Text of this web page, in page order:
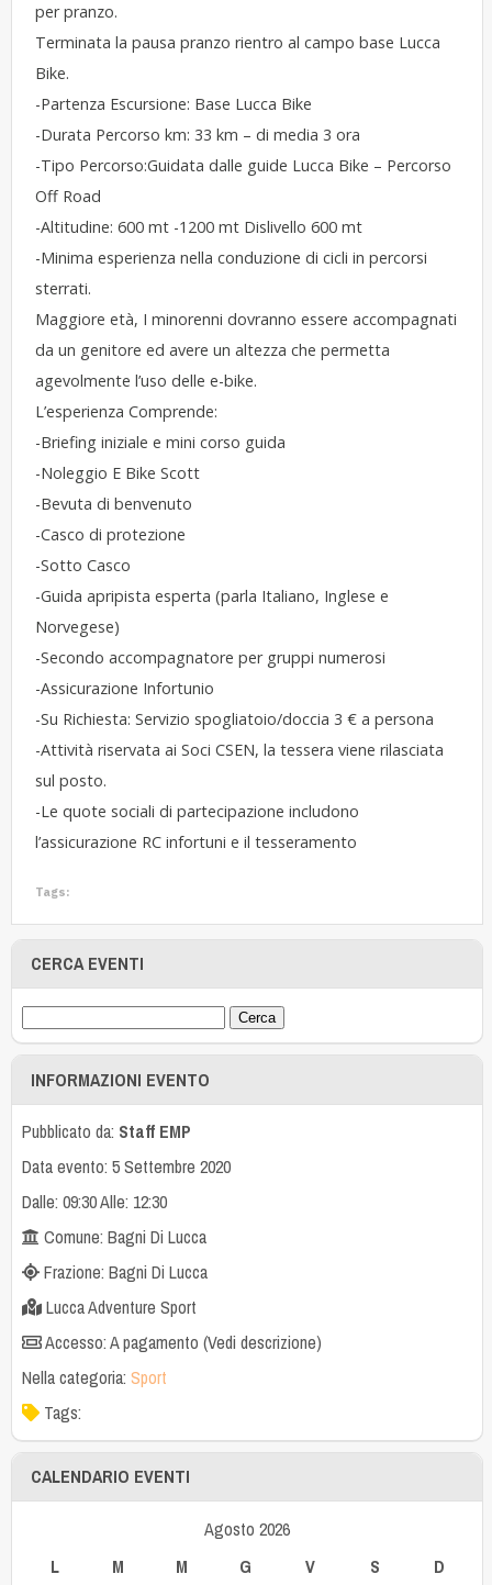
per pranzo.
Terminata la pausa pranzo rientro al campo base Lucca
Bike.
-Partenza Escursione: Base Lucca Bike
-Durata Percorso km: 33 km – di media 3 ora
-Tipo Percorso:Guidata dalle guide Lucca Bike – Percorso
Off Road
-Altitudine: 600 mt -1200 mt Dislivello 600 mt
-Minima esperienza nella conduzione di cicli in percorsi
sterrati.
Maggiore età, I minorenni dovranno essere accompagnati
da un genitore ed avere un altezza che permetta
agevolmente l’uso delle e-bike.
​​L’esperienza Comprende:
-Briefing iniziale e mini corso guida
-Noleggio E Bike Scott
-Bevuta di benvenuto
-Casco di protezione
-Sotto Casco
-Guida apripista esperta (parla Italiano, Inglese e
Norvegese)
-Secondo accompagnatore per gruppi numerosi
-Assicurazione Infortunio
-Su Richiesta: Servizio spogliatoio/doccia 3 € a persona
-Attività riservata ai Soci CSEN, la tessera viene rilasciata
sul posto.
-Le quote sociali di partecipazione includono
l’assicurazione RC infortuni e il tesseramento
Tags:
CERCA EVENTI
INFORMAZIONI EVENTO
Pubblicato da: Staff EMP
Data evento: 5 Settembre 2020
Dalle: 09:30 Alle: 12:30
Comune: Bagni Di Lucca
Frazione: Bagni Di Lucca
Lucca Adventure Sport
Accesso: A pagamento (Vedi descrizione)
Nella categoria: Sport
Tags:
CALENDARIO EVENTI
Agosto 2026
L
M M G V S D